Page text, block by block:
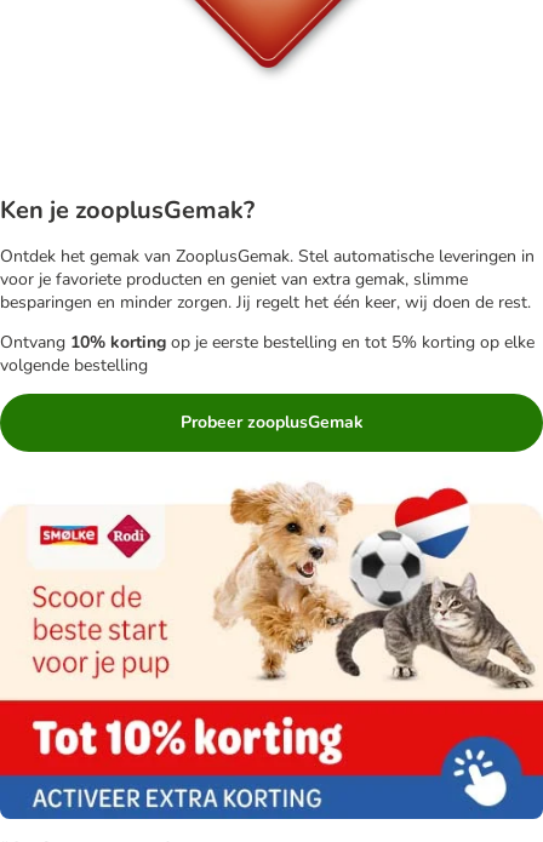
Ken je zooplusGemak?
Ontdek het gemak van ZooplusGemak. Stel automatische leveringen in
voor je favoriete producten en geniet van extra gemak, slimme
besparingen en minder zorgen. Jij regelt het één keer, wij doen de rest.
Ontvang 10% korting op je eerste bestelling en tot 5% korting op elke
volgende bestelling
Probeer zooplusGemak